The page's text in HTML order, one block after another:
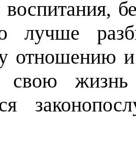
воспитания,
лучше
отношению
свою